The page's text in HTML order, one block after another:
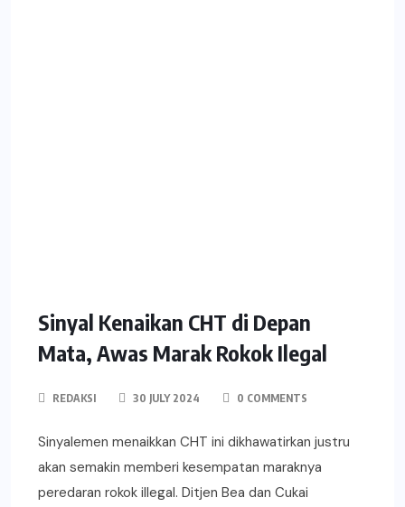
Sinyal Kenaikan CHT di Depan
Mata, Awas Marak Rokok Ilegal
REDAKSI 30 JULY 2024 0 COMMENTS
Sinyalemen menaikkan CHT ini dikhawatirkan justru
akan semakin memberi kesempatan maraknya
peredaran rokok illegal. Ditjen Bea dan Cukai